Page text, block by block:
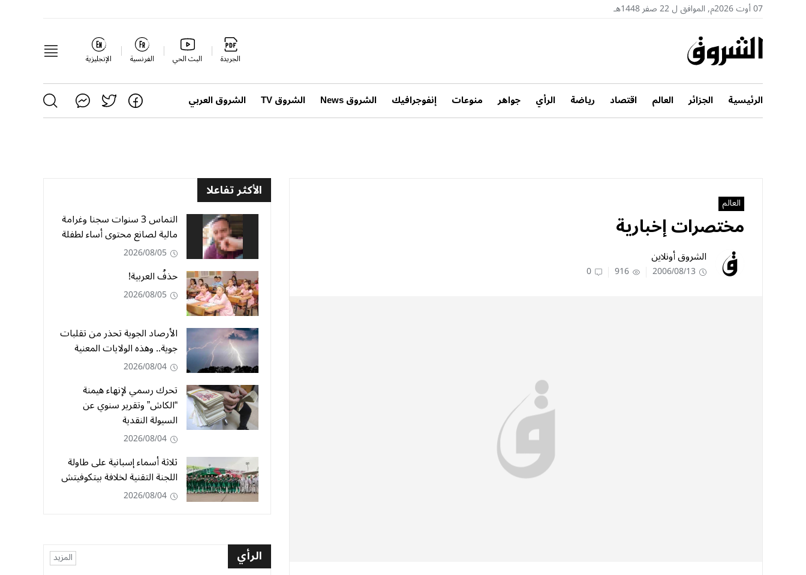
07 أوت 2026م, الموافق ل 22 صفر 1448هـ
الجريدة البث الحي الفرنسية الإنجليزية
الرئيسية الجزائر العالم اقتصاد رياضة الرأي جواهر منوعات إنفوجرافيك الشروق News الشروق TV الشروق العربي
العالم
مختصرات‮ ‬إخبارية
الشروق أونلاين
2006/08/13
916
0
الأكثر تفاعلا
التماس 3 سنوات سجنا وغرامة
مالية لصانع محتوى أساء لطفلة
2026/08/05
حذفُ العربية!
2026/08/05
الأرصاد الجوية تحذر من تقلبات
جوية.. وهذه الولايات المعنية
2026/08/04
تحرك رسمي لإنهاء هيمنة
“الكاش” وتقرير سنوي عن
السيولة النقدية
2026/08/04
ثلاثة أسماء إسبانية على طاولة
اللجنة التقنية لخلافة بيتكوفيتش
2026/08/04
الرأي المزيد